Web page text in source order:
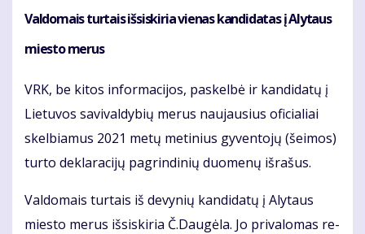
Val­do­mais tur­tais iš­si­ski­ria vie­nas kan­di­da­tas į Aly­taus
mies­to me­rus
VRK, be ki­tos in­for­ma­ci­jos, pa­skel­bė ir kan­di­da­tų į
Lie­tu­vos sa­vi­val­dy­bių me­rus nau­jau­sius ofi­cia­liai
skel­bia­mus 2021 me­tų me­ti­nius gy­ven­to­jų (šei­mos)
tur­to de­kla­ra­ci­jų pa­grin­di­nių duo­me­nų iš­ra­šus.
Val­do­mais tur­tais iš de­vy­nių kan­di­da­tų į Aly­taus
mies­to me­rus iš­si­ski­ria Č.Dau­gė­la. Jo pri­va­lo­mas re­